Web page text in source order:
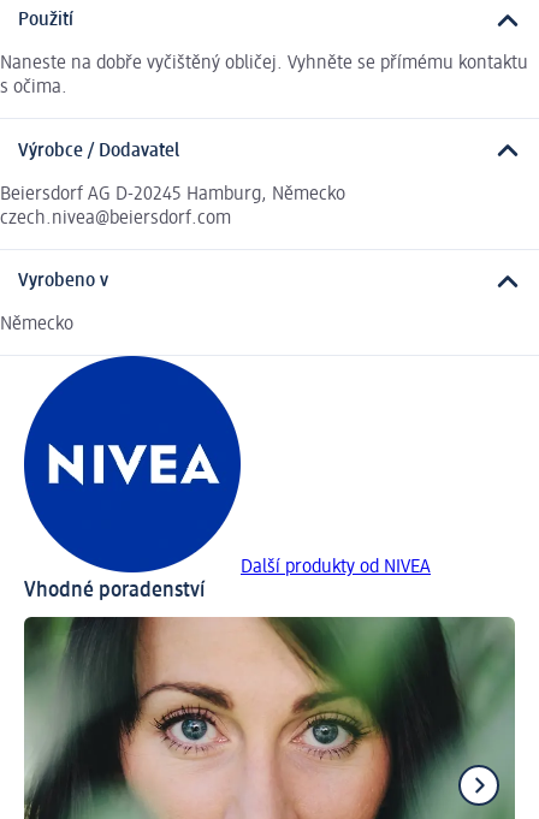
Použití
Naneste na dobře vyčištěný obličej. Vyhněte se přímému kontaktu
s očima.
Výrobce / Dodavatel
Beiersdorf AG D-20245 Hamburg, Německo
czech.nivea@beiersdorf.com
Vyrobeno v
Německo
Další produkty od NIVEA
Vhodné poradenství